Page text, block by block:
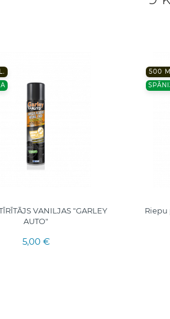
VANILJAS "GARLEY
AUTO"
5,00 €
500
Riepu